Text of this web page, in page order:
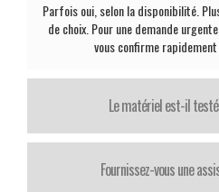
Parfois oui, selon la disponibilité.
de choix. Pour une demande
vous confirme
Le matériel est-il
Fournissez-vous une